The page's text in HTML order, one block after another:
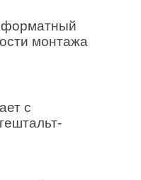
монтажа
с